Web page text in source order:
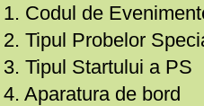
1. Codul de
2. Tipul Probelor
3. Tipul Startului a PS
4. Aparatura de bord